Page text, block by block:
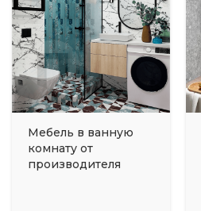
Мебель в ванную
комнату от
производителя